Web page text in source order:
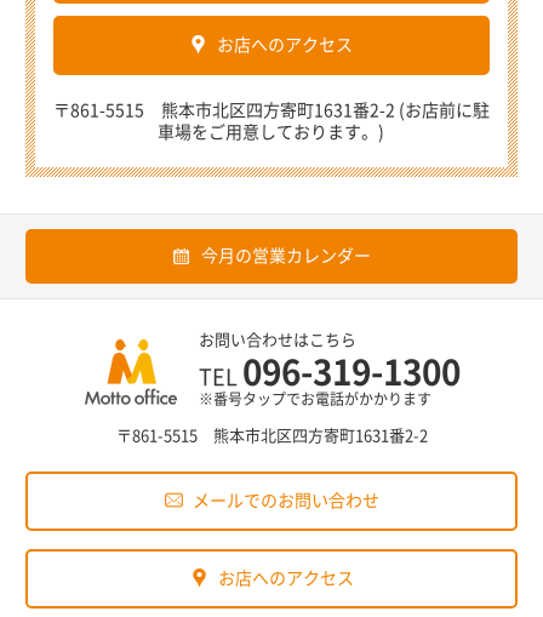
お店へのアクセス
〒861-5515 熊本市北区四方寄町1631番2-2 (お店前に駐
車場をご用意しております。)
今月の営業カレンダー
お問い合わせはこちら
TEL 096-319-1300
※番号タップでお電話がかかります
〒861-5515 熊本市北区四方寄町1631番2-2
メールでのお問い合わせ
お店へのアクセス